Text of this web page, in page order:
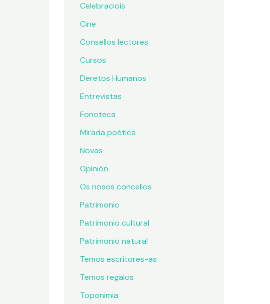
Celebraciois
Cine
Consellos lectores
Cursos
Deretos Humanos
Entrevistas
Fonoteca
Mirada poética
Novas
Opinión
Os nosos concellos
Patrimonio
Patrimonio cultural
Patrimonio natural
Temos escritores-as
Temos regalos
Toponimia